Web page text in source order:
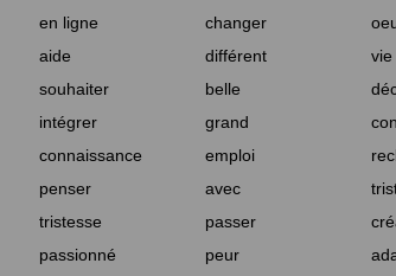
en ligne
changer
aide
différent vie
souhaiter
belle
intégrer
grand
connaissance
emploi
penser
avec
tristesse
passer
passionné
peur